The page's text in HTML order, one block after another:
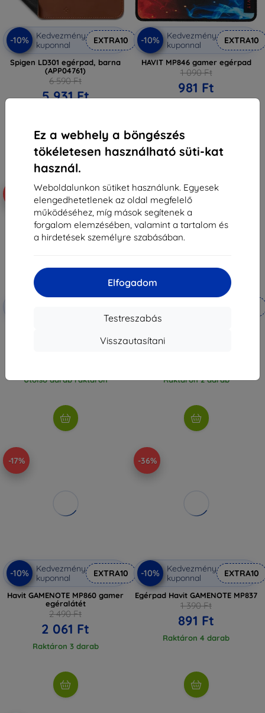
Ez a webhely a böngészés
tökéletesen használható süti-kat
használ.
Weboldalunkon sütiket használunk. Egyesek
elengedhetetlenek az oldal megfelelő
működéséhez, míg mások segítenek a
forgalom elemzésében, valamint a tartalom és
a hirdetések személyre szabásában.
Elfogadom
Testreszabás
Visszautasítani
-10%
Kedvezmény
kuponnal
EXTRA10
Spigen LD301 egérpad, barna
(APP04761)
6 590 Ft
5 931 Ft
-10%
Kedvezmény
kuponnal
EXTRA10
HAVIT MP846 gamer egérpad
1 090 Ft
981 Ft
Utolsó darab raktáron
-50%
Raktáron 2 darab
-17%
-10%
Kedvezmény
kuponnal
EXTRA10
Havit GAMENOTE MP860 gamer
egéralátét
2 490 Ft
2 061 Ft
Raktáron 3 darab
-36%
-10%
Kedvezmény
kuponnal
EXTRA10
Egérpad Havit GAMENOTE MP837
1 390 Ft
891 Ft
Raktáron 4 darab